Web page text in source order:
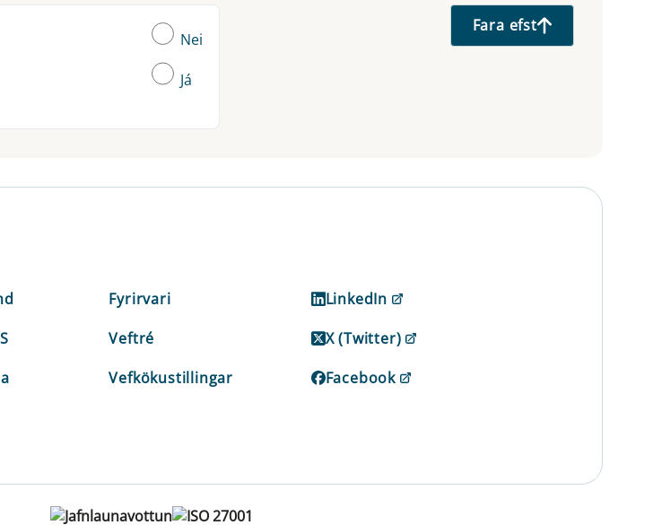
Nei
Já
Fara efst
Fyrirvari
Veftré
Vefkökustillingar
LinkedIn
X (Twitter)
Facebook